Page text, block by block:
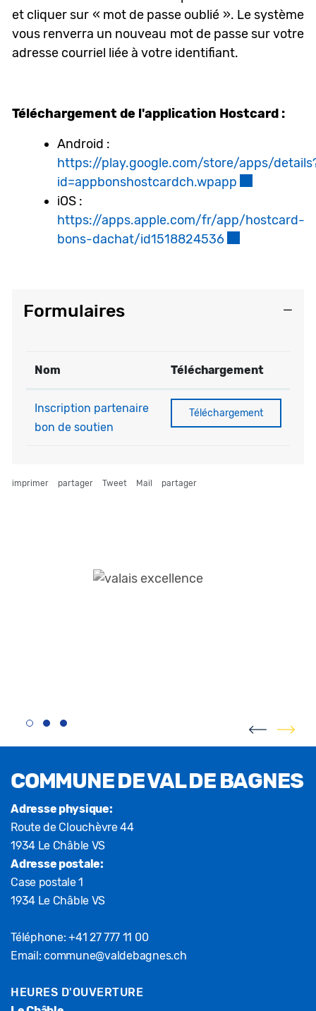
et cliquer sur « mot de passe oublié ». Le système
vous renverra un nouveau mot de passe sur votre
adresse courriel liée à votre identifiant.
Téléchargement de l'application Hostcard :
Android :
https://play.google.com/store/apps/
id=appbonshostcardch.wpapp
iOS :
https://apps.apple.com/fr/app/hostcard-
bons-dachat/id1518824536
Formulaires
Nom Téléchargement
Inscription partenaire
bon de soutien
Inscription partenaire bon
Téléchargement
imprimer partager Tweet Mail partager
COMMUNE DE VAL DE BAGNES
Adresse physique:
Route de Clouchèvre 44
1934 Le Châble VS
Adresse postale:
Case postale 1
1934 Le Châble VS
Téléphone:+41 27 777 11 00
Email: commune@valdebagnes.ch
HEURES D'OUVERTURE